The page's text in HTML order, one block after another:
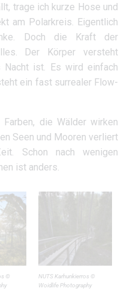
trage ich kurze Hose und
am Polarkreis. Eigentlich
Doch die Kraft der
Der Körper versteht
Nacht ist. Es wird einfach
ein fast surrealer Flow-
die Wälder wirken
Seen und Mooren verliert
Schon nach wenigen
ist anders.
©
NUTS Karhunkierros ©
Woidlife Photography